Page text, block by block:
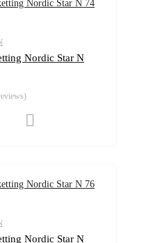
Nordic Star N
Nordic Star N